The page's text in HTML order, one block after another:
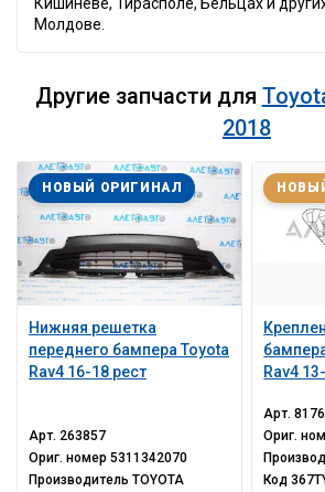
Кишинёве, Тирасполе, Бельцах и
Молдове.
Другие запчасти для
2018
Нижняя решетка
переднего бампера Toyota
Rav4 16-18 рест
НОВЫЙ ОРИГИНАЛ
Арт. 263857
Ориг. номер5311342070
ПроизводительTOYOTA
Rav4
Арт.
Ориг.
Код